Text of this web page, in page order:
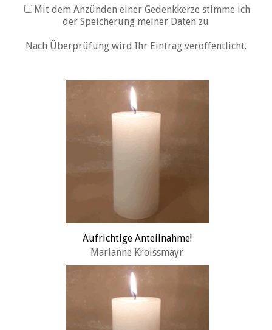
Mit dem Anzünden einer Gedenkkerze stimme ich
der Speicherung meiner Daten zu
Nach Überprüfung wird Ihr Eintrag veröffentlicht.
Aufrichtige Anteilnahme!
Marianne Kroissmayr